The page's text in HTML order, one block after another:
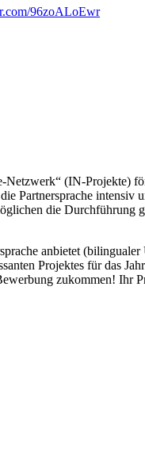
96zoALoEwr
Netzwerk“ (IN-Projekte)
Partnersprache intensiv
die Durchführung
anbietet
Projektes für das
zukommen! Ihr